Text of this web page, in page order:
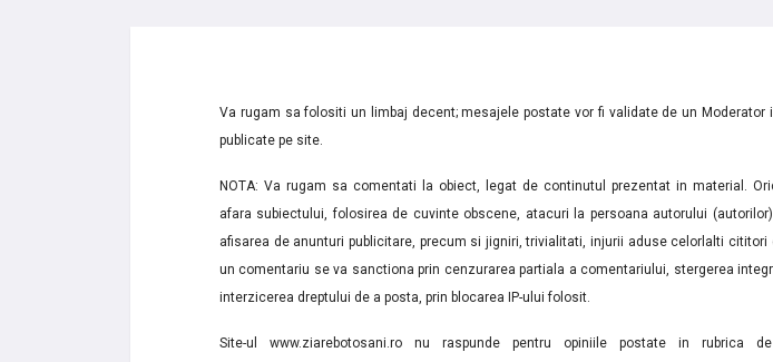
Va rugam sa folositi un limbaj decent; mesajele postate vor fi validate de un Moderator
publicate pe site.
NOTA: Va rugam sa comentati la obiect, legat de continutul prezentat in material.
afara subiectului, folosirea de cuvinte obscene, atacuri la persoana autorului
afisarea de anunturi publicitare, precum si jigniri, trivialitati, injurii aduse celorlalti cititori
un comentariu se va sanctiona prin cenzurarea partiala a comentariului, stergerea
interzicerea dreptului de a posta, prin blocarea IP-ului folosit.
Site-ul www.ziarebotosani.ro nu raspunde pentru opiniile postate in rubrica